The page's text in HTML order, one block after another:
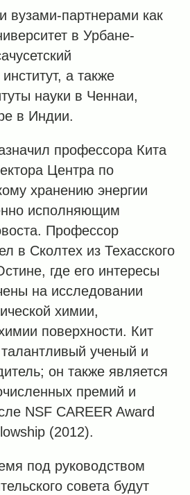
вузами-партнерами как
в Урбане-
а также
науки в Ченнаи,
в Индии.
профессора Кита
Центра по
хранению энергии
исполняющим
Профессор
в Сколтех из Техасского
где его интересы
на исследовании
химии,
поверхности. Кит
ученый и
он также является
премий и
NSF CAREER Award
(2012).
под руководством
совета будут